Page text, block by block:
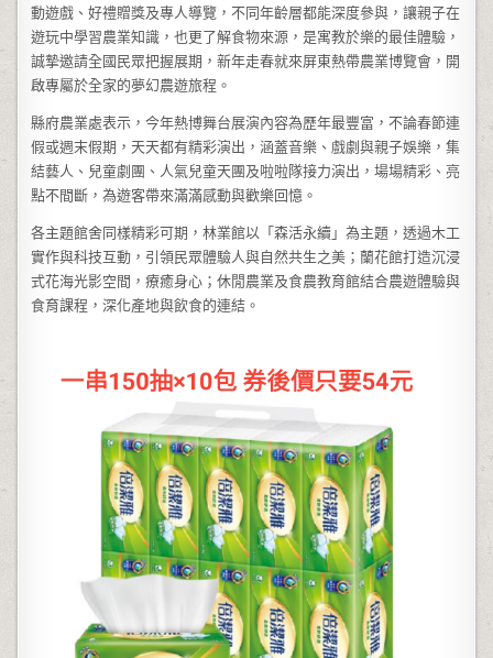
動遊戲、好禮贈獎及專人導覽，不同年齡層都能深度參與，讓親子在
遊玩中學習農業知識，也更了解食物來源，是寓教於樂的最佳體驗，
誠摯邀請全國民眾把握展期，新年走春就來屏東熱帶農業博覽會，開
啟專屬於全家的夢幻農遊旅程。
縣府農業處表示，今年熱博舞台展演內容為歷年最豐富，不論春節連
假或週末假期，天天都有精彩演出，涵蓋音樂、戲劇與親子娛樂，集
結藝人、兒童劇團、人氣兒童天團及啦啦隊接力演出，場場精彩、亮
點不間斷，為遊客帶來滿滿感動與歡樂回憶。
各主題館舍同樣精彩可期，林業館以「森活永續」為主題，透過木工
實作與科技互動，引領民眾體驗人與自然共生之美；蘭花館打造沉浸
式花海光影空間，療癒身心；休閒農業及食農教育館結合農遊體驗與
食育課程，深化產地與飲食的連結。